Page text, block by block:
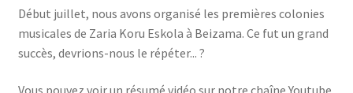
Prochaines représentations
Zarialagun
Début juillet, nous avons organisé les premières colonies
musicales de Zaria Koru Eskola à Beizama. Ce fut un grand
succès, devrions-nous le répéter... ?